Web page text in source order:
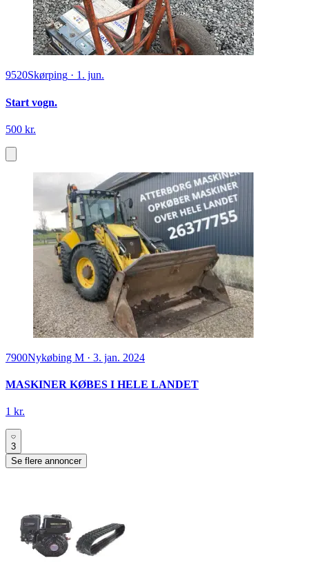
9520Skørping · 1. jun.
Start vogn.
500 kr.
7900Nykøbing M · 3. jan. 2024
MASKINER KØBES I HELE LANDET
1 kr.
3
Se flere annoncer